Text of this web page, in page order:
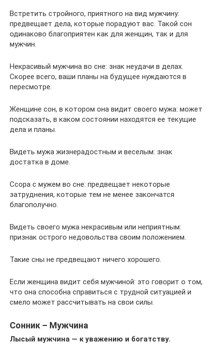
Встретить стройного, приятного на вид мужчину:
предвещает дела, которые порадуют вас. Такой сон
одинаково благоприятен как для женщин, так и для
мужчин.
Некрасивый мужчина во сне: знак неудачи в делах.
Скорее всего, ваши планы на будущее нуждаются в
пересмотре.
Женщине сон, в котором она видит своего мужа: может
подсказать, в каком состоянии находятся ее текущие
дела и планы.
Видеть мужа жизнерадостным и веселым: знак
достатка в доме.
Ссора с мужем во сне: предвещает некоторые
затруднения, которые тем не менее закончатся
благополучно.
Видеть своего мужа некрасивым или неприятным:
признак острого недовольства своим положением.
Такие сны не предвещают ничего хорошего.
Если женщина видит себя мужчиной: это говорит о том,
что она способна справиться с трудной ситуацией и
смело может рассчитывать на свои силы.
Сонник – Мужчина
Лысый мужчина — к уважению и богатству.